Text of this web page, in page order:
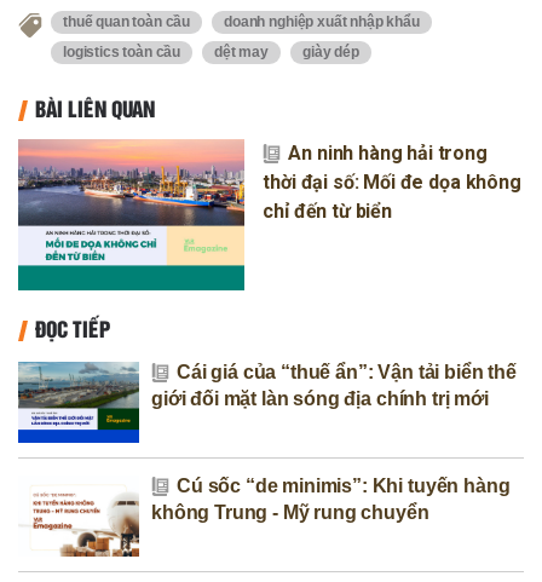
thuế quan toàn cầu
doanh nghiệp xuất nhập khẩu
logistics toàn cầu
dệt may giày dép
BÀI LIÊN QUAN
An ninh hàng hải trong
thời đại số: Mối đe dọa không
chỉ đến từ biển
ĐỌC TIẾP
Cái giá của “thuế ẩn”: Vận tải biển thế
giới đối mặt làn sóng địa chính trị mới
Cú sốc “de minimis”: Khi tuyến hàng
không Trung - Mỹ rung chuyển